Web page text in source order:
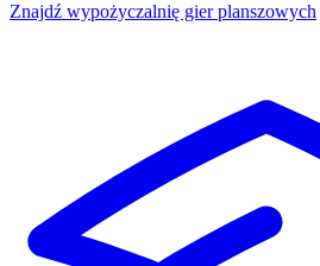
Znajdź wypożyczalnię gier planszowych